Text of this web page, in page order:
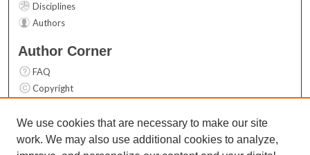
Disciplines
Authors
Author Corner
FAQ
Copyright
Contact Us
Links
We use cookies that are necessary to make our site
work. We may also use additional cookies to analyze,